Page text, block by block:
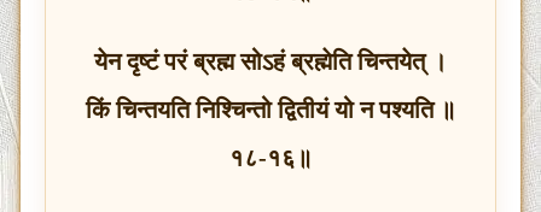
येन दृष्टं परं ब्रह्म सोऽहं ब्रह्मेति चिन्तयेत् ।
किं चिन्तयति निश्चिन्तो द्वितीयं यो न पश्यति ॥
१८-१६॥